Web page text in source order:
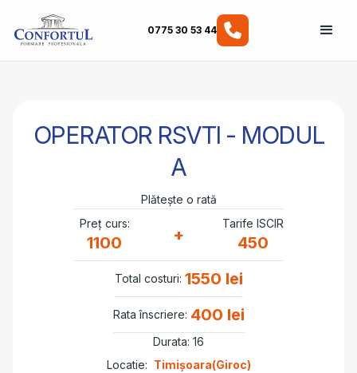
0775 30 53 44
OPERATOR RSVTI - MODUL
A
Plătește o rată
Preț curs:
1100 +
Tarife ISCIR
450
Total costuri: 1550 lei
Rata înscriere: 400 lei
Durata: 16
Locatie: Timișoara(Giroc)